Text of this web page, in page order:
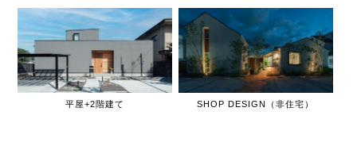
平屋+2階建て SHOP DESIGN（非住宅）